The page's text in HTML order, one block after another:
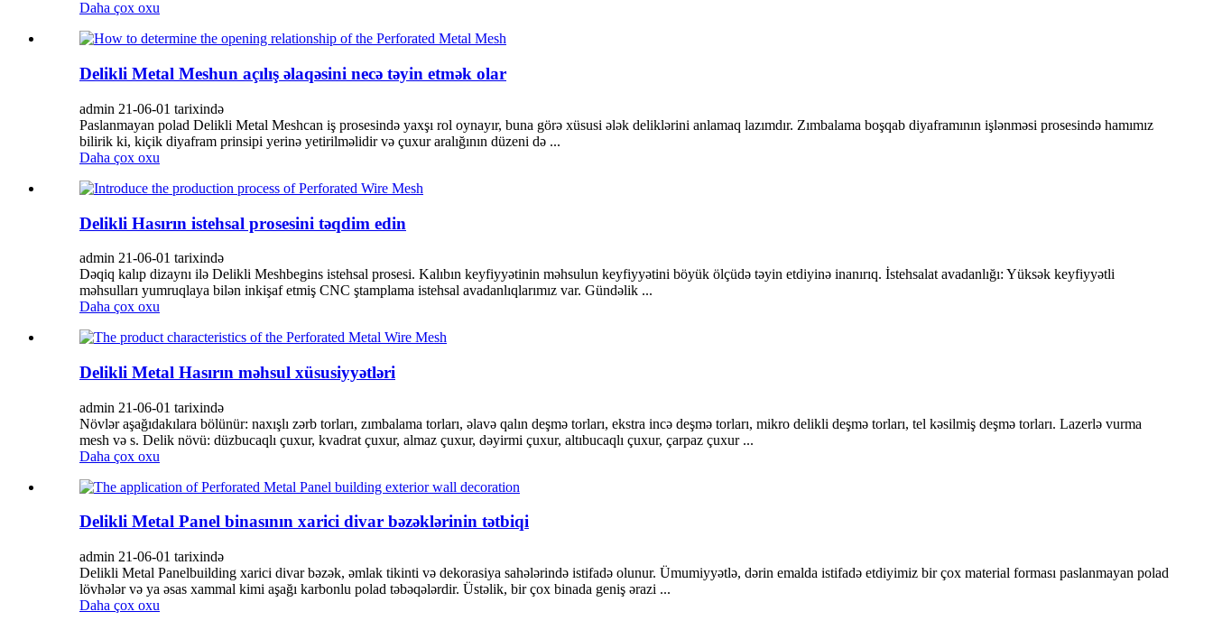
Daha çox oxu
Delikli Metal Meshun açılış əlaqəsini necə təyin etmək olar
admin 21-06-01 tarixində
Paslanmayan polad Delikli Metal Meshcan iş prosesində yaxşı rol oynayır, buna görə xüsusi ələk deliklərini anlamaq lazımdır. Zımbalama boşqab diyaframının işlənməsi prosesində hamımız
bilirik ki, kiçik diyafram prinsipi yerinə yetirilməlidir və çuxur aralığının düzeni də ...
Daha çox oxu
Delikli Hasırın istehsal prosesini təqdim edin
admin 21-06-01 tarixində
Dəqiq kalıp dizaynı ilə Delikli Meshbegins istehsal prosesi. Kalıbın keyfiyyətinin məhsulun keyfiyyətini böyük ölçüdə təyin etdiyinə inanırıq. İstehsalat avadanlığı: Yüksək keyfiyyətli
məhsulları yumruqlaya bilən inkişaf etmiş CNC ştamplama istehsal avadanlıqlarımız var. Gündəlik ...
Daha çox oxu
Delikli Metal Hasırın məhsul xüsusiyyətləri
admin 21-06-01 tarixində
Növlər aşağıdakılara bölünür: naxışlı zərb torları, zımbalama torları, əlavə qalın deşmə torları, ekstra incə deşmə torları, mikro delikli deşmə torları, tel kəsilmiş deşmə torları. Lazerlə vurma
mesh və s. Delik növü: düzbucaqlı çuxur, kvadrat çuxur, almaz çuxur, dəyirmi çuxur, altıbucaqlı çuxur, çarpaz çuxur ...
Daha çox oxu
Delikli Metal Panel binasının xarici divar bəzəklərinin tətbiqi
admin 21-06-01 tarixində
Delikli Metal Panelbuilding xarici divar bəzək, əmlak tikinti və dekorasiya sahələrində istifadə olunur. Ümumiyyətlə, dərin emalda istifadə etdiyimiz bir çox material forması paslanmayan polad
lövhələr və ya əsas xammal kimi aşağı karbonlu polad təbəqələrdir. Üstəlik, bir çox binada geniş ərazi ...
Daha çox oxu